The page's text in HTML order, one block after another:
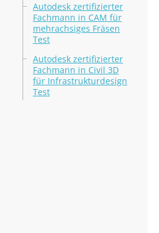
Autodesk zertifizierter
Fachmann in CAM für
mehrachsiges Fräsen
Test
Autodesk zertifizierter
Fachmann in Civil 3D
für Infrastrukturdesign
Test